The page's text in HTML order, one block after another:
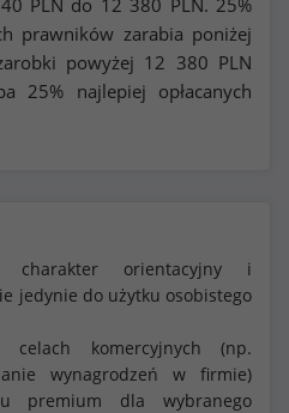
PLN do 12 380 PLN. 25%
prawników zarabia poniżej
powyżej 12 380 PLN
25% najlepiej opłacanych
charakter orientacyjny i
jedynie do użytku osobistego
celach komercyjnych (np.
wynagrodzeń w firmie)
premium dla wybranego